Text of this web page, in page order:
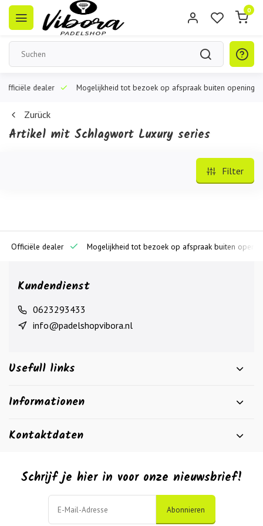
0
dealer Mogelijkheid tot bezoek op afspraak buiten openingstijden
Zurück
Artikel mit Schlagwort Luxury series
Filter
dealer Mogelijkheid tot bezoek op afspraak buiten
Kundendienst
0623293433
info@padelshopvibora.nl
Usefull links
Informationen
Kontaktdaten
Schrijf je hier in voor onze nieuwsbrief!
Abonnieren